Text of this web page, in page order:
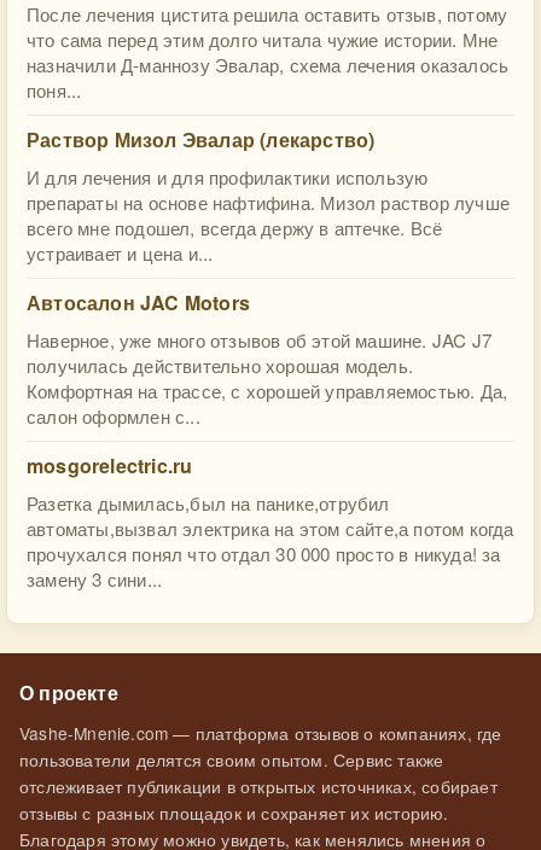
После лечения цистита решила оставить отзыв, потому
что сама перед этим долго читала чужие истории. Мне
назначили Д-маннозу Эвалар, схема лечения оказалось
поня...
Раствор Мизол Эвалар (лекарство)
И для лечения и для профилактики использую
препараты на основе нафтифина. Мизол раствор лучше
всего мне подошел, всегда держу в аптечке. Всё
устраивает и цена и...
Автосалон JAC Motors
Наверное, уже много отзывов об этой машине. JAC J7
получилась действительно хорошая модель.
Комфортная на трассе, с хорошей управляемостью. Да,
салон оформлен с...
mosgorelectric.ru
Разетка дымилась,был на панике,отрубил
автоматы,вызвал электрика на этом сайте,а потом когда
прочухался понял что отдал 30 000 просто в никуда! за
замену 3 сини...
О проекте
Vashe-Mnenie.com — платформа отзывов о компаниях, где
пользователи делятся своим опытом. Сервис также
отслеживает публикации в открытых источниках, собирает
отзывы с разных площадок и сохраняет их историю.
Благодаря этому можно увидеть, как менялись мнения о